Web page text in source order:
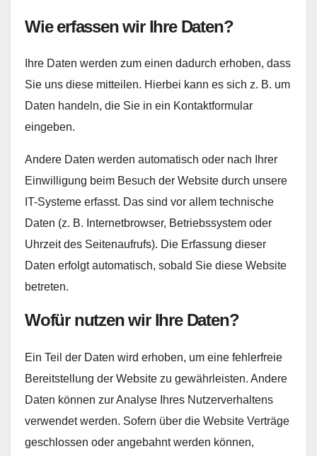
Wie erfassen wir Ihre Daten?
Ihre Daten werden zum einen dadurch erhoben, dass
Sie uns diese mitteilen. Hierbei kann es sich z. B. um
Daten handeln, die Sie in ein Kontaktformular
eingeben.
Andere Daten werden automatisch oder nach Ihrer
Einwilligung beim Besuch der Website durch unsere
IT-Systeme erfasst. Das sind vor allem technische
Daten (z. B. Internetbrowser, Betriebssystem oder
Uhrzeit des Seitenaufrufs). Die Erfassung dieser
Daten erfolgt automatisch, sobald Sie diese Website
betreten.
Wofür nutzen wir Ihre Daten?
Ein Teil der Daten wird erhoben, um eine fehlerfreie
Bereitstellung der Website zu gewährleisten. Andere
Daten können zur Analyse Ihres Nutzerverhaltens
verwendet werden. Sofern über die Website Verträge
geschlossen oder angebahnt werden können,